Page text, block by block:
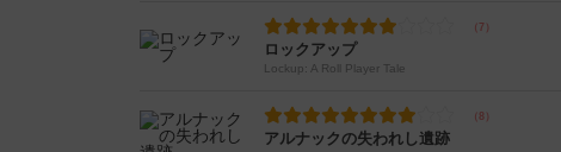
ロックアップ
Lockup: A Roll Player Tale
アルナックの失われし遺跡